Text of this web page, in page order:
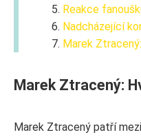
Reakce
Nadcházející
Marek
Marek Ztracený:
Marek Ztracený patří